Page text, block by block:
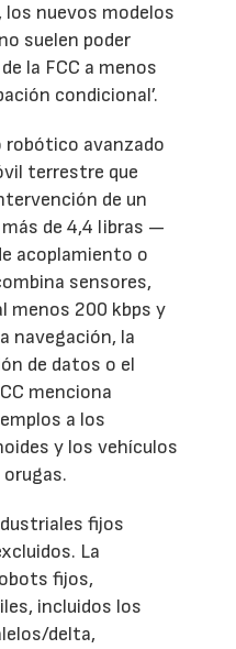
nuevos modelos
suelen poder
la FCC a menos
condicional’.
robótico avanzado
terrestre que
de un
de 4,4 libras —
acoplamiento o
sensores,
menos 200 kbps y
navegación, la
de datos o el
menciona
a los
y los vehículos
fijos
La
fijos,
incluidos los
delta,